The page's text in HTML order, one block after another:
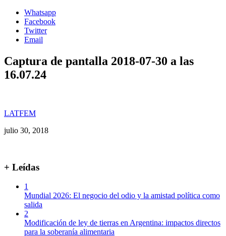
Whatsapp
Facebook
Twitter
Email
Captura de pantalla 2018-07-30 a las
16.07.24
LATFEM
julio 30, 2018
+ Leídas
1
Mundial 2026: El negocio del odio y la amistad política como
salida
2
Modificación de ley de tierras en Argentina: impactos directos
para la soberanía alimentaria